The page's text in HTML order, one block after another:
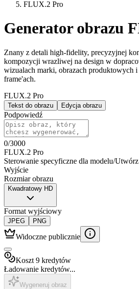
FLUX.2 Pro
Generator obrazu
Znany z detali high-fidelity, precyzyjnej
kompozycji wrazliwej na design w
wizualach marki, obrazach produktowych
frame'ach.
FLUX.2 Pro
Tekst do obrazu Edycja obrazu
Podpowiedź
0/3000
FLUX.2 Pro
Sterowanie specyficzne dla modelu/Utwórz
Wyjście
Rozmiar obrazu
Kwadratowy HD
Format wyjściowy
JPEG PNG
Widoczne publicznie
Koszt 9 kredytów
Ładowanie kredytów...
Wygeneruj obraz